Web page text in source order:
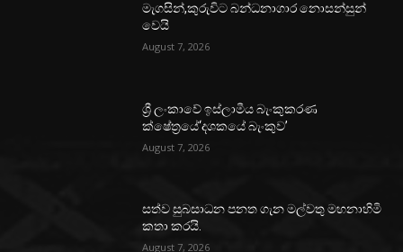
මැගසින්,කුරුවිට බන්ධනාගාර නොසන්සුන්
වෙයි
August 7, 2026
ශ්‍රී ලංකාවේ ඉස්ලාමීය බැංකුකරණ
ක්ෂේත්‍රයේ‘දශකයේ බැංකුව’
August 7, 2026
සත්ව සුබසාධන පනත ගැන මල්වතු මහනාහිමි
කතා කරයි.
August 7, 2026